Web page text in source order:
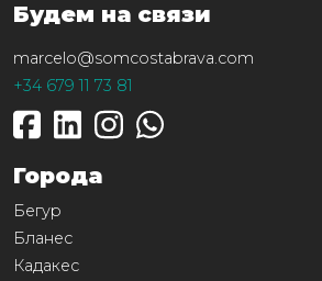
Будем на связи
marcelo@somcostabrava.com
+34 679 11 73 81
Города
Бегур
Бланес
Кадакес